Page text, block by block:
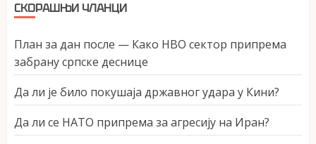
СКОРАШЊИ ЧЛАНЦИ
План за дан после — Како НВО сектор припрема
забрану српске деснице
Да ли је било покушаја државног удара у Кини?
Да ли се НАТО припрема за агресију на Иран?